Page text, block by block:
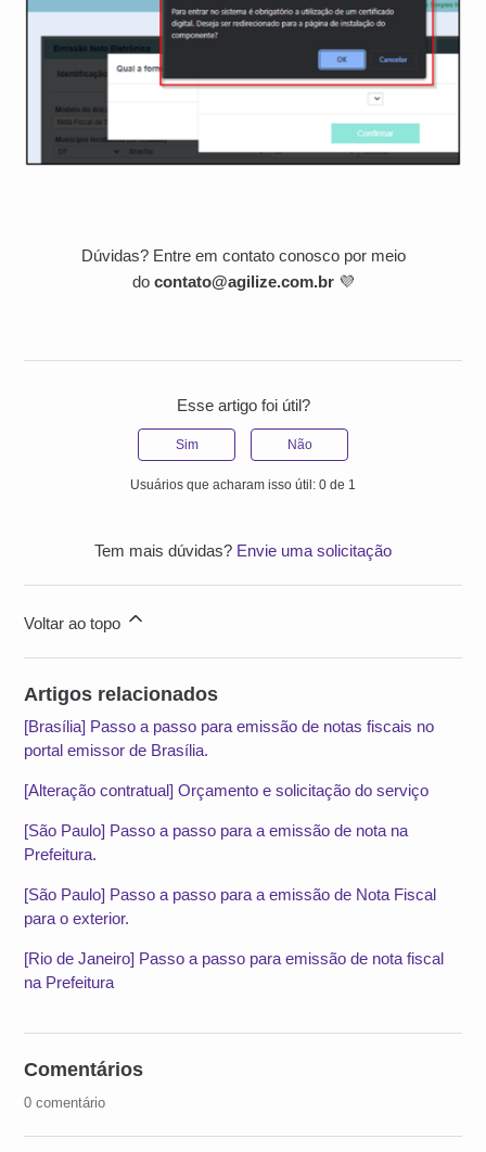
Dúvidas? Entre em contato conosco por meio
do contato@agilize.com.br💜
Esse artigo foi útil?
Sim Não
Usuários que acharam isso útil: 0 de 1
Tem mais dúvidas? Envie uma solicitação
Voltar ao topo
Artigos relacionados
[Brasília] Passo a passo para emissão de notas fiscais no
portal emissor de Brasília.
[Alteração contratual] Orçamento e solicitação do serviço
[São Paulo] Passo a passo para a emissão de nota na
Prefeitura.
[São Paulo] Passo a passo para a emissão de Nota Fiscal
para o exterior.
[Rio de Janeiro] Passo a passo para emissão de nota fiscal
na Prefeitura
Comentários
0 comentário